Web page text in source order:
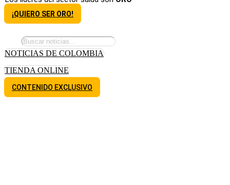
¡QUIERO SER ORO!
NOTICIAS DE COLOMBIA
TIENDA ONLINE
CONTENIDO EXCLUSIVO